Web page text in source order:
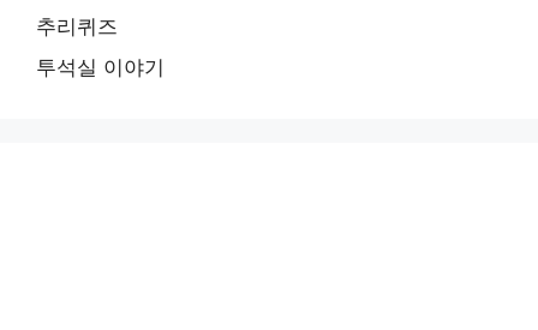
추리퀴즈
투석실 이야기